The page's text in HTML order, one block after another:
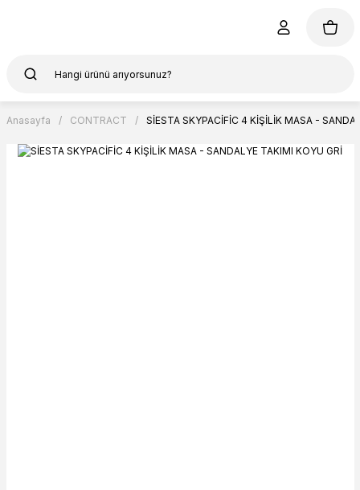
Anasayfa CONTRACT SİESTA SKYPACİFİC 4 KİŞİLİK MASA -